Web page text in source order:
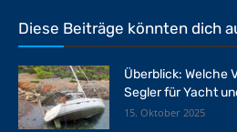
Diese Beiträge könnten dich
Überblick: Welche
Segler für Yacht
15. Oktober 2025